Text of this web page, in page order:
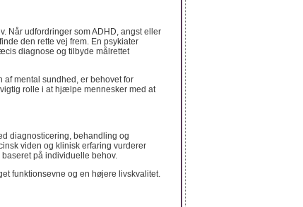
Når udfordringer som ADHD, angst eller
den rette vej frem. En psykiater
diagnose og tilbyde målrettet
mental sundhed, er behovet for
rolle i at hjælpe mennesker med at
diagnosticering, behandling og
viden og klinisk erfaring vurderer
på individuelle behov.
funktionsevne og en højere livskvalitet.